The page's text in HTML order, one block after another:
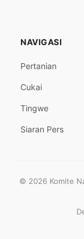
NAVIGASI
Pertanian
Cukai
Tingwe
Siaran Pers
© 2026 Komite